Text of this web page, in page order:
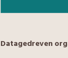
Datagedreven